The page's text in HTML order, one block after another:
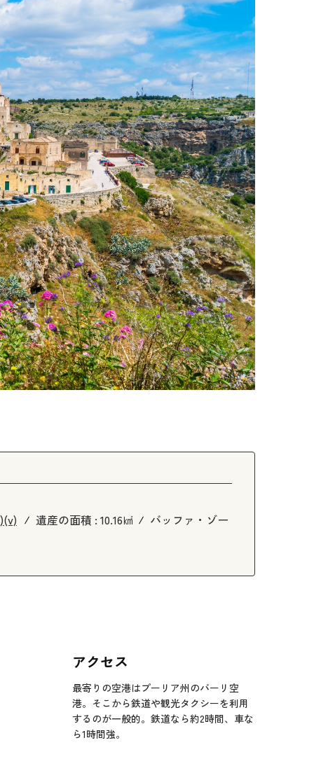
(v) 遺産の面積 : 10.16㎢
バッファ・ゾー
アクセス
最寄りの空港はプーリア州のバーリ空
港。そこから鉄道や観光タクシーを利用
するのが一般的。鉄道なら約2時間、車な
ら1時間強。